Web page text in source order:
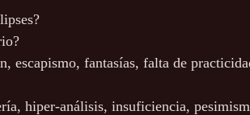
escapismo, fantasías, falta de
hiper-análisis, insuficiencia,